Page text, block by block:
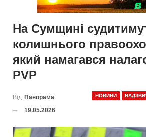
На Сумщині
колишнього
який намагався
PVP
НОВИНИ
Від Панорама
19.05.2026